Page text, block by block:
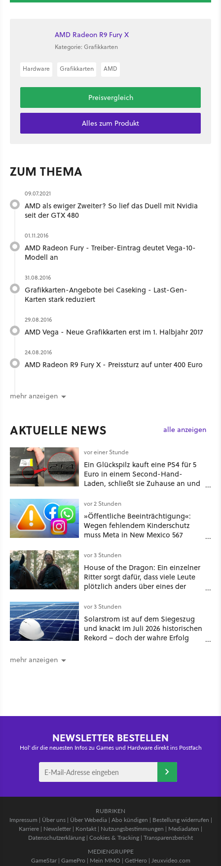
AMD Radeon R9 Fury X
Kategorie: Grafikkarten
Hardware Grafikkarten AMD
Preisvergleich
Alles zum Produkt
ZUM THEMA
09.07.2021
AMD als ewiger Zweiter? So lief das Duell mit Nvidia
seit der GTX 480
01.11.2016
AMD Radeon Fury - Treiber-Eintrag deutet Vega-10-
Modell an
31.08.2016
Grafikkarten-Angebote bei Caseking - Last-Gen-
Karten stark reduziert
29.08.2016
AMD Vega - Neue Grafikkarten erst im 1. Halbjahr 2017
24.08.2016
AMD Radeon R9 Fury X - Preissturz auf unter 400 Euro
mehr anzeigen
AKTUELLE NEWS alle anzeigen
vor einer Stunde
Ein Glückspilz kauft eine PS4 für 5
Euro in einem Second-Hand-
Laden, schließt sie Zuhause an und
funktionierende PlayStation [Best of
GameStar]
vor 2 Stunden
»Öffentliche Beeinträchtigung«:
Wegen fehlendem Kinderschutz
muss Meta in New Mexico 567
vor 3 Stunden
House of the Dragon: Ein einzelner
Ritter sorgt dafür, dass viele Leute
plötzlich anders über eines der
Thrones denken
vor 3 Stunden
Solarstrom ist auf dem Siegeszug
und knackt im Juli 2026 historischen
Rekord – doch der wahre Erfolg
mehr anzeigen
NEWSLETTER BESTELLEN
Hol' dir die neuesten Infos zu Games und Hardware direkt ins Postfach
RUBRIKEN
Impressum | Über uns| Über Webedia | Abo kündigen | Bestellung widerrufen |
Karriere | Newsletter | Kontakt | Nutzungsbestimmungen | Mediadaten |
Datenschutzerklärung | Cookies & Tracking | Transparenzbericht
MEDIENGRUPPE
GameStar| GamePro | Mein MMO | GetHero | Jeuxvideo.com